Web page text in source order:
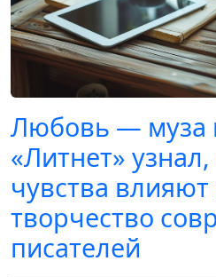
Любовь — муза
«Литнет»
чувства влияют
творчество
писателей